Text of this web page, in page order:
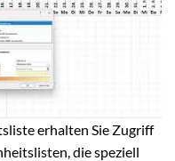
erhalten Sie Zugriff
die speziell